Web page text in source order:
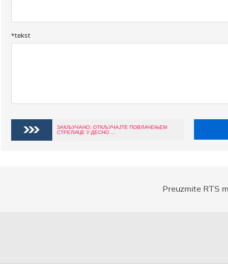
*tekst
ЗАКЉУЧАНО: ОТКЉУЧАЈТЕ ПОВЛАЧЕЊЕМ
СТРЕЛИЦЕ У ДЕСНО ...
Preuzmite RTS